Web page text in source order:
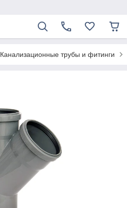
Канализационные трубы и фитинги